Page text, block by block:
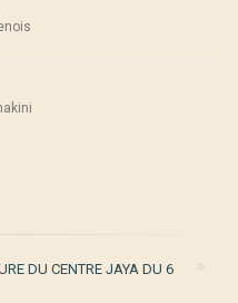
DU CENTRE JAYA DU 6